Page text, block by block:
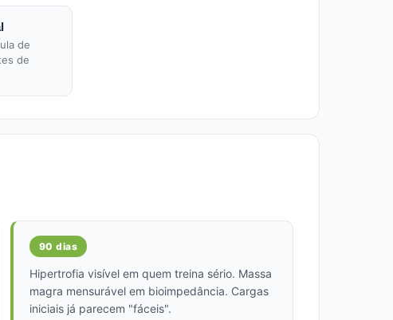
de
de
90 dias
Hipertrofia visível em quem treina sério. Massa
magra mensurável em bioimpedância. Cargas
iniciais já parecem "fáceis".